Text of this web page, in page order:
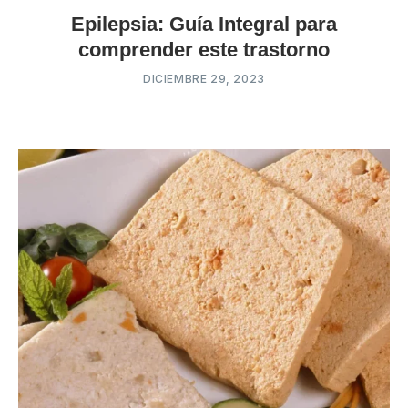
Epilepsia: Guía Integral para
comprender este trastorno
DICIEMBRE 29, 2023